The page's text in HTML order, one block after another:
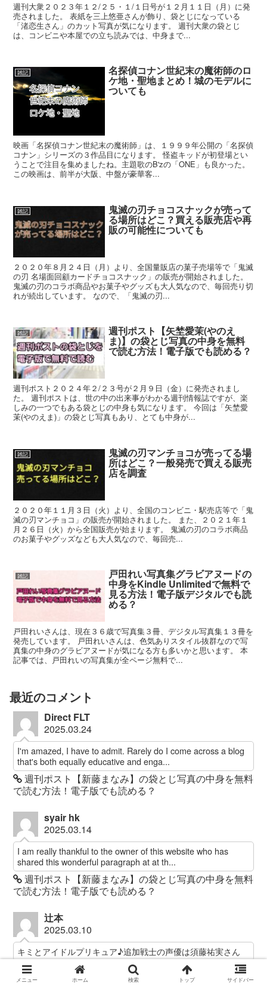
週刊大衆２０２３年１２/２５・１/１日号が１２月１１日（月）に発
売されました。 表紙を三上悠亜さんが飾り、袋とじになっている
「渚恋生さん」のカット写真が気になります。 週刊大衆の袋とじ
は、コンビニや本屋での立ち読みでは、中身まで...
雑記 名探偵コナン世紀末の魔術師のロ
ケ地・聖地まとめ！城のモデルに
ついても
映画「名探偵コナン世紀末の魔術師」は、１９９９年公開の「名探偵
コナン」シリーズの３作品目になります。 怪盗キッドが初登場とい
うことで注目を集めましたね。主題歌のB'zの「ONE」も良かった。
この映画は、前半が大阪、中盤が豪華客...
雑記 鬼滅の刃チョコスナックが売って
る場所はどこ？買える販売店や再
販の可能性についても
２０２０年８月２４日（月）より、全国量販店の菓子売場等で「鬼滅
の刃 名場面回顧カードチョコスナック」の販売が開始されました。
鬼滅の刃のコラボ商品やお菓子やグッズも大人気なので、毎回売り切
れが続出しています。 なので、「鬼滅の刃...
雑記 週刊ポスト【矢埜愛茉(やのえ
ま)】の袋とじ写真の中身を無料
で読む方法！電子版でも読める？
週刊ポスト２０２４年２/２３号が２月９日（金）に発売されまし
た。 週刊ポストは、世の中の出来事がわかる週刊情報誌ですが、楽
しみの一つでもある袋とじの中身も気になります。 今回は「矢埜愛
茉(やのえま)」の袋とじ写真もあり、とても中身が...
雑記 鬼滅の刃マンチョコが売ってる場
所はどこ？一般発売で買える販売
店を調査
２０２０年１１月３日（火）より、全国のコンビニ・駅売店等で「鬼
滅の刃マンチョコ」の販売が開始されました。 また、２０２１年１
月２６日（火）から全国販売が始まります。 鬼滅の刃のコラボ商品
のお菓子やグッズなども大人気なので、毎回売...
雑記 戸田れい写真集グラビアヌードの
中身をKindle Unlimitedで無料で
見る方法！電子版デジタルでも読
める？
戸田れいさんは、現在３６歳で写真集３冊、デジタル写真集１３冊を
発売しています。 戸田れいさんは、色気ありスタイル抜群なので写
真集の中身のグラビアヌードが気になる方も多いかと思います。 本
記事では、戸田れいの写真集が全ページ無料で...
最近のコメント
Direct FLT
2025.03.24
I'm amazed, I have to admit. Rarely do I come across a blog
that's both equally educative and enga...
週刊ポスト【新藤まなみ】の袋とじ写真の中身を無料
で読む方法！電子版でも読める？
syair hk
2025.03.14
I am really thankful to the owner of this website who has
shared this wonderful paragraph at at th...
週刊ポスト【新藤まなみ】の袋とじ写真の中身を無料
で読む方法！電子版でも読める？
辻本
2025.03.10
キミとアイドルプリキュア♪追加戦士の声優は須藤祐実さん
キミとアイドルプリキュア(キミプリ)の追加戦士はプ
リルン・メロロン！4人目/5人目はキュアキッス・キュ
メニュー ホーム 検索 トップ サイドバー